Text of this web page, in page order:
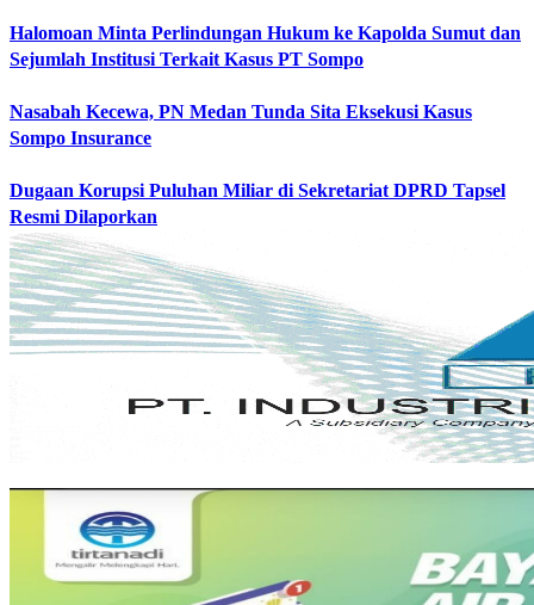
Halomoan Minta Perlindungan Hukum ke Kapolda Sumut dan
Sejumlah Institusi Terkait Kasus PT Sompo
Nasabah Kecewa, PN Medan Tunda Sita Eksekusi Kasus
Sompo Insurance
Dugaan Korupsi Puluhan Miliar di Sekretariat DPRD Tapsel
Resmi Dilaporkan